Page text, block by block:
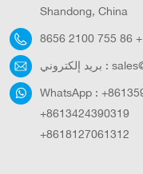
Shandong, China
+ 86 755 2100 8656
بريد إلكتروني :
WhatsApp :
+8613424390319
+8618127061312